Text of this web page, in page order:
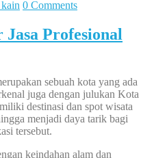
0 Comments
Profesional
sebuah kota yang ada
juga dengan julukan Kota
destinasi dan spot wisata
menjadi daya tarik bagi
tersebut.
keindahan alam dan